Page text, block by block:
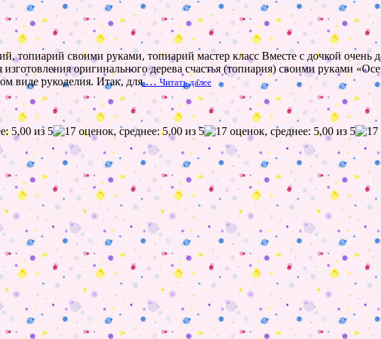
топиарий своими руками, топиарий мастер класс Вместе с дочкой очень
оригинального дерева счастья (топиария) своими руками
виде рукоделия. Итак, для…Читать далее